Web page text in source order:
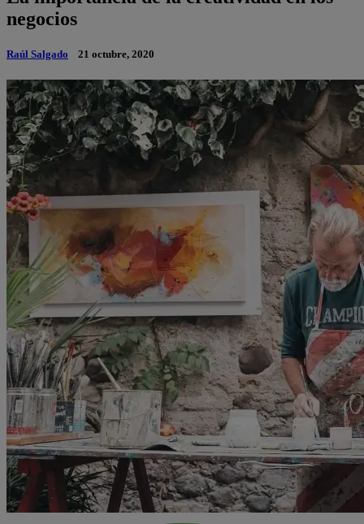
negocios
Raúl Salgado 21 octubre, 2020